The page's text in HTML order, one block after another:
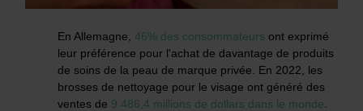
En Allemagne, 46% des consommateurs ont exprimé
leur préférence pour l'achat de davantage de produits
de soins de la peau de marque privée. En 2022, les
brosses de nettoyage pour le visage ont généré des
ventes de 9 486,4 millions de dollars dans le monde